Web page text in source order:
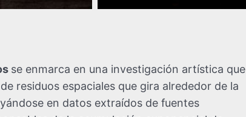
se enmarca en una investigación artística que
residuos espaciales que gira alrededor de la
en datos extraídos de fuentes